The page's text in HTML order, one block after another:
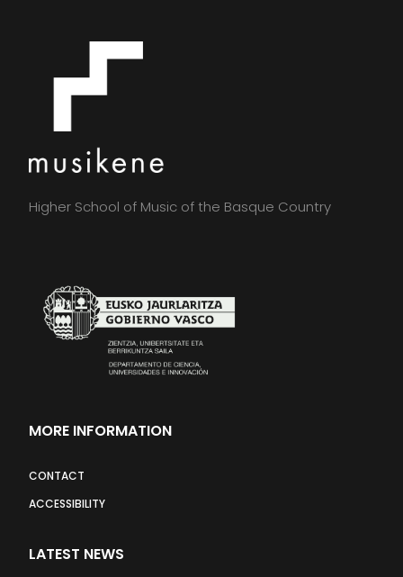
Higher School of Music of the Basque Country
MORE INFORMATION
CONTACT
ACCESSIBILITY
LATEST NEWS